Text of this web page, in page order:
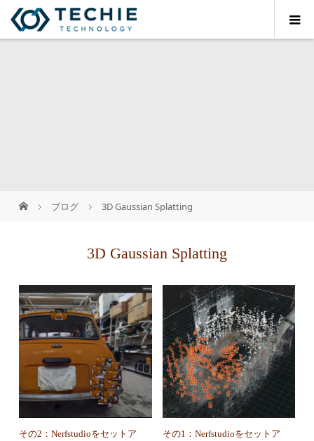
ブログ 3D Gaussian Splatting
3D Gaussian Splatting
その2：Nerfstudioをセットア
その1：Nerfstudioをセットア